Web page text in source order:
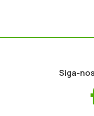
Siga-